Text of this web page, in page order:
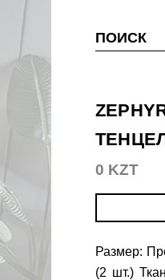
ПОИСК
0 KZT
Размер:
(2 шт.)